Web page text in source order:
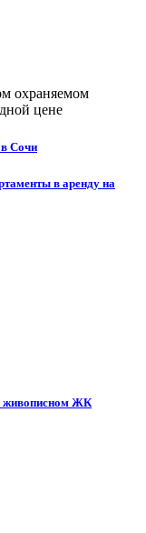
охраняемом
цене
Сочи
в аренду на
живописном ЖК